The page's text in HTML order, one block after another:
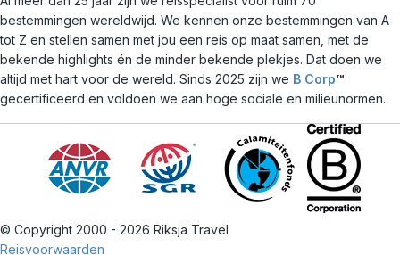
bestemmingen wereldwijd. We kennen onze bestemmingen van A
tot Z en stellen samen met jou een reis op maat samen, met de
bekende highlights én de minder bekende plekjes. Dat doen we
altijd met hart voor de wereld. Sinds 2025 zijn we B Corp™
gecertificeerd en voldoen we aan hoge sociale en milieunormen.
© Copyright 2000 - 2026 Riksja Travel
Reisvoorwaarden